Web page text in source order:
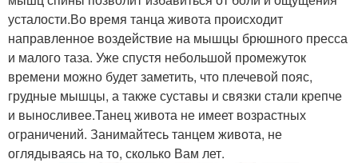
усталости.Во время танца живота происходит
направленное воздействие на мышцы брюшного пресса
и малого таза. Уже спустя небольшой промежуток
времени можно будет заметить, что плечевой пояс,
грудные мышцы, а также суставы и связки стали крепче
и выносливее.Танец живота не имеет возрастных
ограничений. Занимайтесь танцем живота, не
оглядываясь на то, сколько Вам лет.